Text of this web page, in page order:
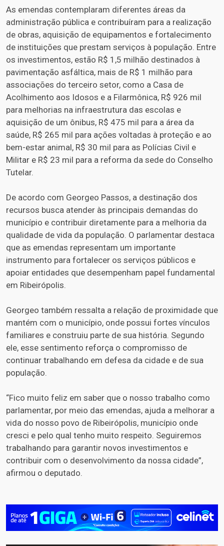
As emendas contemplaram diferentes áreas da
administração pública e contribuíram para a realização
de obras, aquisição de equipamentos e fortalecimento
de instituições que prestam serviços à população. Entre
os investimentos, estão R$ 1,5 milhão destinados à
pavimentação asfáltica, mais de R$ 1 milhão para
associações do terceiro setor, como a Casa de
Acolhimento aos Idosos e a Filarmônica, R$ 926 mil
para melhorias na infraestrutura das escolas e
aquisição de um ônibus, R$ 475 mil para a área da
saúde, R$ 265 mil para ações voltadas à proteção e ao
bem-estar animal, R$ 30 mil para as Polícias Civil e
Militar e R$ 23 mil para a reforma da sede do Conselho
Tutelar.
De acordo com Georgeo Passos, a destinação dos
recursos busca atender às principais demandas do
município e contribuir diretamente para a melhoria da
qualidade de vida da população. O parlamentar destaca
que as emendas representam um importante
instrumento para fortalecer os serviços públicos e
apoiar entidades que desempenham papel fundamental
em Ribeirópolis.
Georgeo também ressalta a relação de proximidade que
mantém com o município, onde possui fortes vínculos
familiares e construiu parte de sua história. Segundo
ele, esse sentimento reforça o compromisso de
continuar trabalhando em defesa da cidade e de sua
população.
“Fico muito feliz em saber que o nosso trabalho como
parlamentar, por meio das emendas, ajuda a melhorar a
vida do nosso povo de Ribeirópolis, município onde
cresci e pelo qual tenho muito respeito. Seguiremos
trabalhando para garantir novos investimentos e
contribuir com o desenvolvimento da nossa cidade”,
afirmou o deputado.